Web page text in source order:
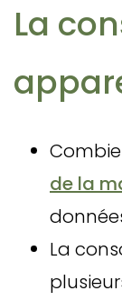
La
de la
La